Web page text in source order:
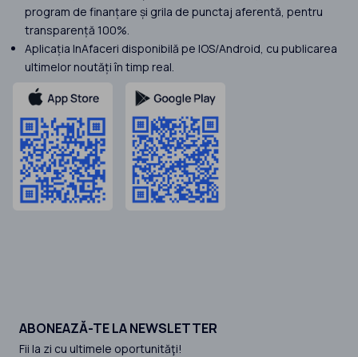
program de finanțare și grila de punctaj aferentă, pentru
transparență 100%.
Aplicația InAfaceri disponibilă pe IOS/Android, cu publicarea
ultimelor noutăți în timp real.
ABONEAZĂ-TE LA NEWSLETTER
Fii la zi cu ultimele oportunităţi!